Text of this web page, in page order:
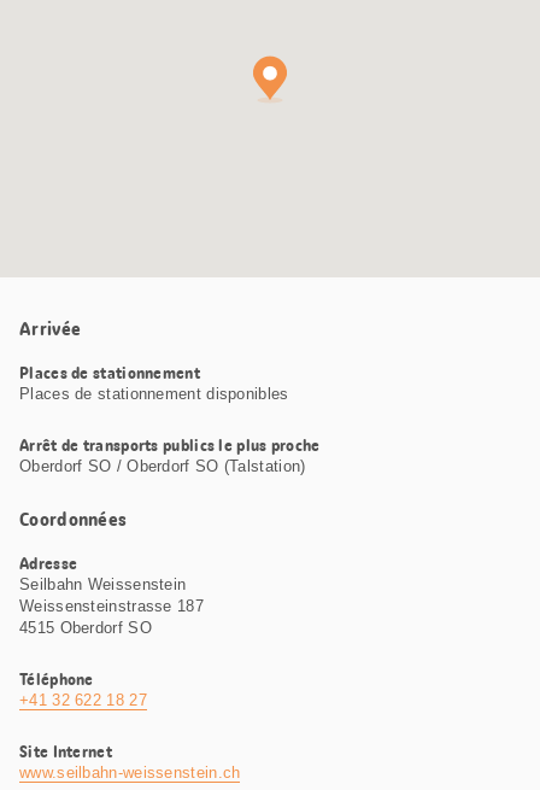
Arrivée
Places de stationnement
Places de stationnement disponibles
Arrêt de transports publics le plus proche
Oberdorf SO / Oberdorf SO (Talstation)
Coordonnées
Adresse
Seilbahn Weissenstein
Weissensteinstrasse 187
4515 Oberdorf SO
Téléphone
+41 32 622 18 27
Site Internet
www.seilbahn-weissenstein.ch